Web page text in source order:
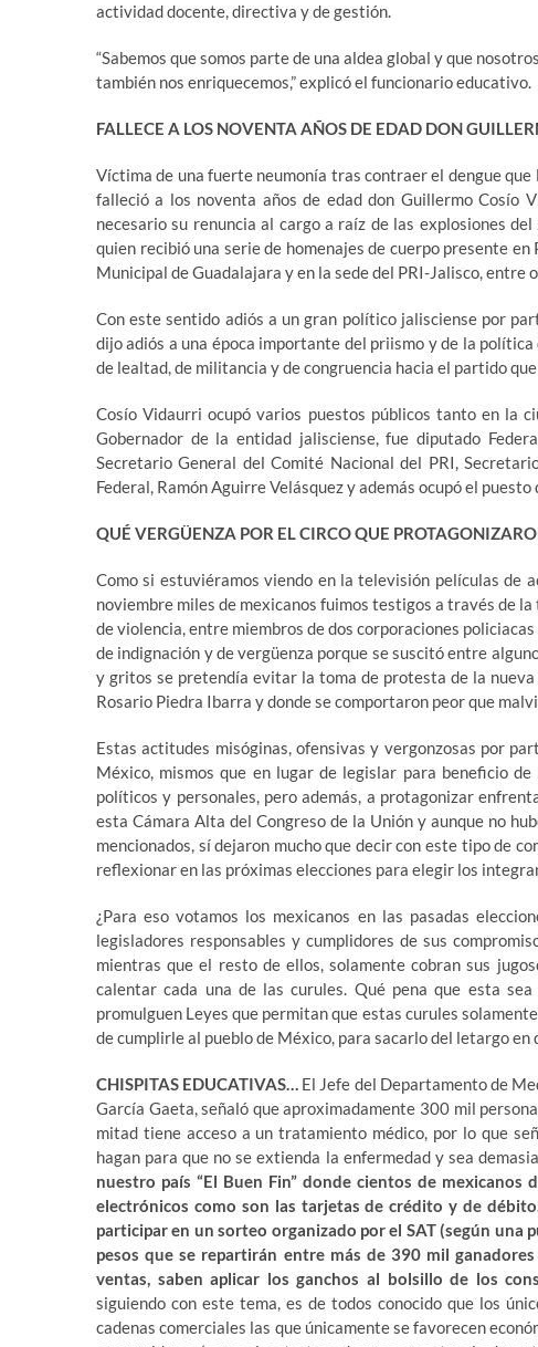
actividad docente, directiva y de gestión.
“Sabemos que somos parte de una aldea global y que
también nos enriquecemos,” explicó el funcionario educativo.
FALLECE A LOS NOVENTA AÑOS DE EDAD DON
Víctima de una fuerte neumonía tras contraer el dengue
falleció a los noventa años de edad don Guillermo Cosío
necesario su renuncia al cargo a raíz de las explosiones
quien recibió una serie de homenajes de cuerpo presente
Municipal de Guadalajara y en la sede del PRI-Jalisco, entre
Con este sentido adiós a un gran político jalisciense por
dijo adiós a una época importante del priismo y de la
de lealtad, de militancia y de congruencia hacia el partido
Cosío Vidaurri ocupó varios puestos públicos tanto en la
Gobernador de la entidad jalisciense, fue diputado
Secretario General del Comité Nacional del PRI,
Federal, Ramón Aguirre Velásquez y además ocupó el
QUÉ VERGÜENZA POR EL CIRCO QUE
Como si estuviéramos viendo en la televisión películas de
noviembre miles de mexicanos fuimos testigos a través de
de violencia, entre miembros de dos corporaciones
de indignación y de vergüenza porque se suscitó entre
y gritos se pretendía evitar la toma de protesta de la
Rosario Piedra Ibarra y donde se comportaron peor que
Estas actitudes misóginas, ofensivas y vergonzosas por
México, mismos que en lugar de legislar para beneficio
políticos y personales, pero además, a protagonizar
esta Cámara Alta del Congreso de la Unión y aunque no
mencionados, sí dejaron mucho que decir con este tipo de
reflexionar en las próximas elecciones para elegir los
¿Para eso votamos los mexicanos en las pasadas
legisladores responsables y cumplidores de sus
mientras que el resto de ellos, solamente cobran sus
calentar cada una de las curules. Qué pena que esta
promulguen Leyes que permitan que estas curules
de cumplirle al pueblo de México, para sacarlo del letargo en
CHISPITAS EDUCATIVAS… El Jefe del Departamento de
García Gaeta, señaló que aproximadamente 300 mil
mitad tiene acceso a un tratamiento médico, por lo que
hagan para que no se extienda la enfermedad y sea
nuestro país “El Buen Fin” donde cientos de
electrónicos como son las tarjetas de crédito y de
participar en un sorteo organizado por el SAT (según
pesos que se repartirán entre más de 390 mil
ventas, saben aplicar los ganchos al bolsillo de los
siguiendo con este tema, es de todos conocido que los
cadenas comerciales las que únicamente se favorecen